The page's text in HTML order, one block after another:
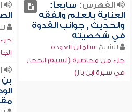
الفهرس: سابعاً:
العناية بالعلم والفقه
والحديث , جوانب القدوة
في شخصيته
للشيخ: سلمان العودة
جزء من محاضرة ( نسيم الحجاز
في سيرة ابن باز)
بن